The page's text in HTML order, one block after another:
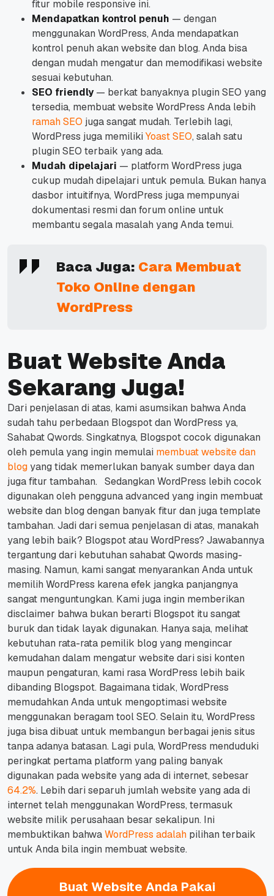
fitur mobile responsive ini.
Mendapatkan kontrol penuh — dengan
menggunakan WordPress, Anda mendapatkan
kontrol penuh akan website dan blog. Anda bisa
dengan mudah mengatur dan memodifikasi website
sesuai kebutuhan.
SEO friendly— berkat banyaknya plugin SEO yang
tersedia, membuat website WordPress Anda lebih
ramah SEO juga sangat mudah. Terlebih lagi,
WordPress juga memiliki Yoast SEO, salah satu
plugin SEO terbaik yang ada.
Mudah dipelajari — platform WordPress juga
cukup mudah dipelajari untuk pemula. Bukan hanya
dasbor intuitifnya, WordPress juga mempunyai
dokumentasi resmi dan forum online untuk
membantu segala masalah yang Anda temui.
Baca Juga: Cara Membuat
Toko Online dengan
WordPress
Buat Website Anda
Sekarang Juga!
Dari penjelasan di atas, kami asumsikan bahwa Anda
sudah tahu perbedaan Blogspot dan WordPress ya,
Sahabat Qwords. Singkatnya, Blogspot cocok digunakan
oleh pemula yang ingin memulai membuat website dan
blog yang tidak memerlukan banyak sumber daya dan
juga fitur tambahan.
Sedangkan WordPress lebih cocok
digunakan oleh pengguna advanced yang ingin membuat
website dan blog dengan banyak fitur dan juga template
tambahan. Jadi dari semua penjelasan di atas, manakah
yang lebih baik? Blogspot atau WordPress? Jawabannya
tergantung dari kebutuhan sahabat Qwords masing-
masing. Namun, kami sangat menyarankan Anda untuk
memilih WordPress karena efek jangka panjangnya
sangat menguntungkan. Kami juga ingin memberikan
disclaimer bahwa bukan berarti Blogspot itu sangat
buruk dan tidak layak digunakan. Hanya saja, melihat
kebutuhan rata-rata pemilik blog yang mengincar
kemudahan dalam mengatur website dari sisi konten
maupun pengaturan, kami rasa WordPress lebih baik
dibanding Blogspot. Bagaimana tidak, WordPress
memudahkan Anda untuk mengoptimasi website
menggunakan beragam tool SEO. Selain itu, WordPress
juga bisa dibuat untuk membangun berbagai jenis situs
tanpa adanya batasan. Lagi pula, WordPress menduduki
peringkat pertama platform yang paling banyak
digunakan pada website yang ada di internet, sebesar
64.2%. Lebih dari separuh jumlah website yang ada di
internet telah menggunakan WordPress, termasuk
website milik perusahaan besar sekalipun. Ini
membuktikan bahwaWordPress adalah pilihan terbaik
untuk Anda bila ingin membuat website.
Buat Website Anda Pakai